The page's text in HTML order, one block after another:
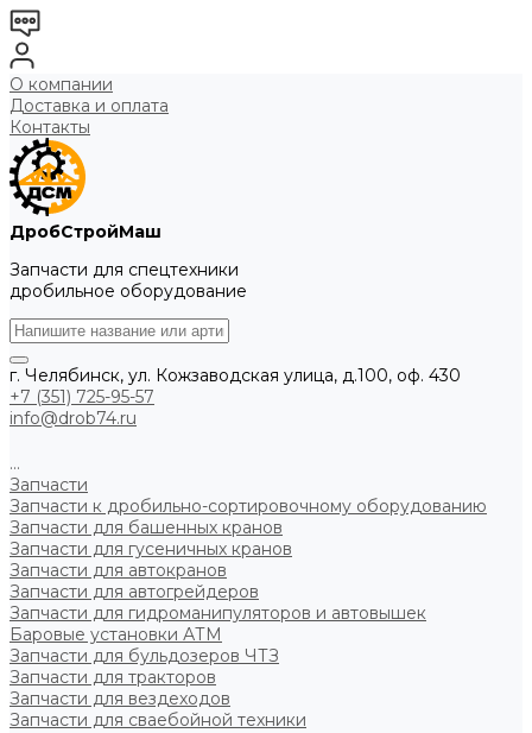
О компании
Доставка и оплата
Контакты
ДробСтройМаш
Запчасти для спецтехники
дробильное оборудование
г. Челябинск, ул. Кожзаводская улица, д.100, оф. 430
+7 (351) 725-95-57
info@drob74.ru
...
Запчасти
Запчасти к дробильно-сортировочному оборудованию
Запчасти для башенных кранов
Запчасти для гусеничных кранов
Запчасти для автокранов
Запчасти для автогрейдеров
Запчасти для гидроманипуляторов и автовышек
Баровые установки АТМ
Запчасти для бульдозеров ЧТЗ
Запчасти для тракторов
Запчасти для вездеходов
Запчасти для сваебойной техники